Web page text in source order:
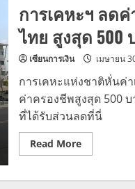
การเคหะฯ ลดค่
ไทย สูงสุด 500
เซียนการเงิน เมษายน
การเคหะแห่งชาติหั่นค่
ค่าครองชีพสูงสุด 500 บ
ที่ได้รับส่วนลดที่นี่
Read MoreRead
more
เคหะฯ